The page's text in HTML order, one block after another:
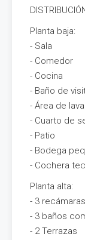
Planta baja:
- Sala
- Comedor
- Cocina
- Baño de
- Área de
- Cuarto de
- Patio
- Bodega
- Cochera
Planta alta:
- 3
- 3 baños
- 2 Terrazas